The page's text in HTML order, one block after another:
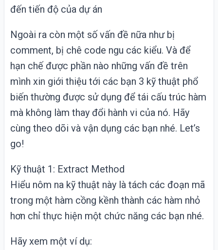
đến tiến độ của dự án
Ngoài ra còn một số vấn đề nữa như bị
comment, bị chê code ngu các kiểu. Và để
hạn chế được phần nào những vấn đề trên
mình xin giới thiệu tới các bạn 3 kỹ thuật phổ
biến thường được sử dụng để tái cấu trúc hàm
mà không làm thay đổi hành vi của nó. Hãy
cùng theo dõi và vận dụng các bạn nhé. Let’s
go!
Kỹ thuật 1: Extract Method
Hiểu nôm na kỹ thuật này là tách các đoạn mã
trong một hàm cồng kềnh thành các hàm nhỏ
hơn chỉ thực hiện một chức năng các bạn nhé.
Hãy xem một ví dụ: